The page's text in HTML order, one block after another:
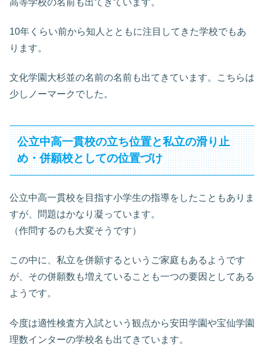
10年くらい前から知人とともに注目してきた学校でもあ
ります。
文化学園大杉並の名前の名前も出てきています。こちらは
少しノーマークでした。
公立中高一貫校の立ち位置と私立の滑り止
め・併願校としての位置づけ
公立中高一貫校を目指す小学生の指導をしたこともありま
すが、問題はかなり凝っています。
（作問するのも大変そうです）
この中に、私立を併願するというご家庭もあるようです
が、その併願数も増えていることも一つの要因としてある
ようです。
今度は適性検査方入試という観点から安田学園や宝仙学園
理数インターの学校名も出てきています。